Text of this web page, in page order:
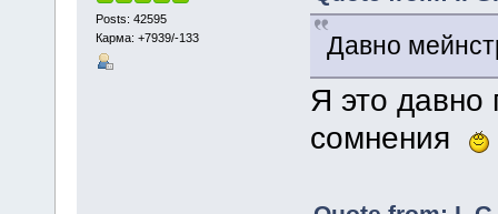
Posts: 42595
Карма: +7939/-133
Давно
Я это давно
сомнения